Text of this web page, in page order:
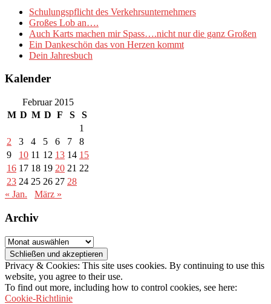
Schulungspflicht des Verkehrsunternehmers
Großes Lob an….
Auch Karts machen mir Spass….nicht nur die ganz Großen
Ein Dankeschön das von Herzen kommt
Dein Jahresbuch
Kalender
Februar 2015
M D M D F S
S
1
2
3 4 5 6 7
8
9
10 11 12 13 14 15
16 17 18 19 20 21 22
23 24 25 26 27 28
« Jan.
März »
Archiv
Archiv
Privacy & Cookies: This site uses cookies. By continuing to use this
website, you agree to their use.
To find out more, including how to control cookies, see here:
Cookie-Richtlinie